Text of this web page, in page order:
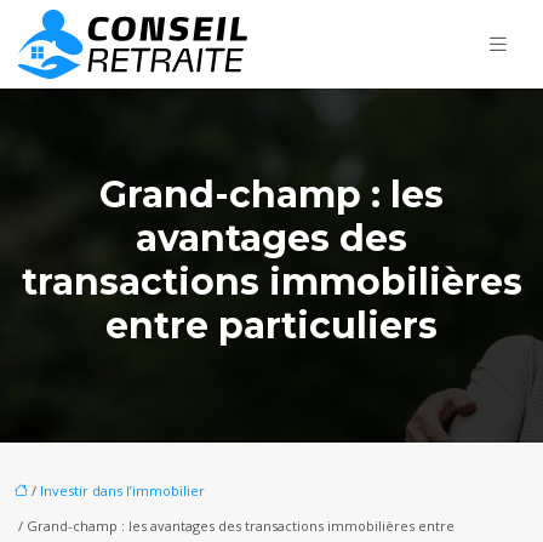
Grand-champ : les
avantages des
transactions immobilières
entre particuliers
/ Investir dans l’immobilier
/ Grand-champ : les avantages des transactions immobilières entre